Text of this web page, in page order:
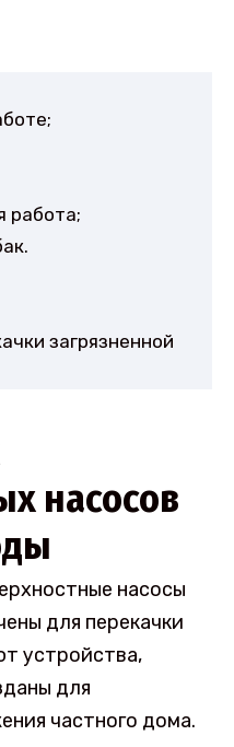
работа;
загрязненной
насосов
насосы
для перекачки
устройства,
для
частного дома.